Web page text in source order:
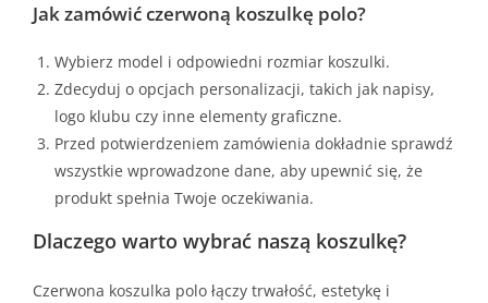
Jak zamówić czerwoną koszulkę polo?
Wybierz model i odpowiedni rozmiar koszulki.
Zdecyduj o opcjach personalizacji, takich jak napisy,
logo klubu czy inne elementy graficzne.
Przed potwierdzeniem zamówienia dokładnie sprawdź
wszystkie wprowadzone dane, aby upewnić się, że
produkt spełnia Twoje oczekiwania.
Dlaczego warto wybrać naszą koszulkę?
Czerwona koszulka polo łączy trwałość, estetykę i